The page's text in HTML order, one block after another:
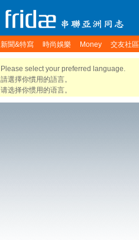
新聞&特寫 時尚娛樂 Money 交友社區
Please select your preferred language.
請選擇你慣用的語言。
请选择你惯用的语言。